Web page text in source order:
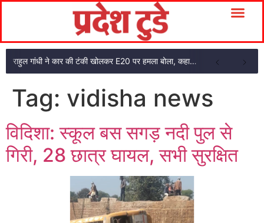
राहुल गांधी ने कार की टंकी खोलकर E20 पर हमला बोला, कहा- पूरी दाल ही काली है
Tag: vidisha news
विदिशा: स्कूल बस सगड़ नदी पुल से
गिरी, 28 छात्र घायल, सभी सुरक्षित